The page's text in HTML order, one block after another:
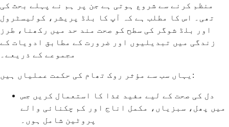
منظم کرنے سے شروع ہوتی ہے جن پر ہم نے پہلے بحث کی
تھی۔ اس کا مطلب ہے کہ آپ کا بلڈ پریشر، کولیسٹرول
اور بلڈ شوگر کی سطح کو صحت مند حد میں رکھنا، طرز
زندگی میں تبدیلیوں اور ضرورت کے مطابق ادویات کے
مجموعے کے ذریعے۔
یہاں سب سے مؤثر روک تھام کی حکمت عملیاں ہیں:
دل کی صحت کے لیے مفید غذا کا استعمال کریں جس
میں پھل، سبزیاں، مکمل اناج اور کم چکنائی والے
پروٹین شامل ہوں۔